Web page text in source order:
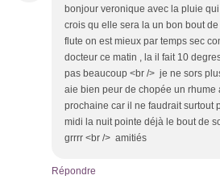
bonjour veronique avec la pluie
crois qu elle sera la un bon bout
flute on est mieux par temps sec
docteur ce matin , la il fait 10
pas beaucoup <br /> je ne sors
aie bien peur de chopée un rhume
prochaine car il ne faudrait surtout
midi la nuit pointe déjà le bout de
grrrr <br /> amitiés
Répondre